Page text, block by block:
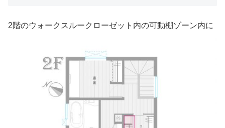
2階のウォークスルークローゼット内の可動棚ゾーン内に